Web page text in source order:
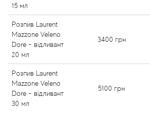
15 мл
Розпив Laurent
Mazzone Veleno
Dore - відливант
20 мл
3400 грн
Розпив Laurent
Mazzone Veleno
Dore - відливант
30 мл
5100 грн